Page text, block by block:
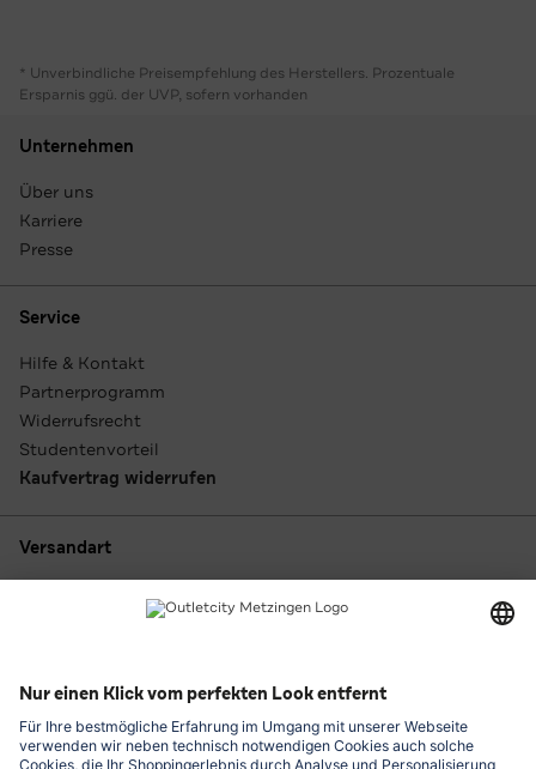
* Unverbindliche Preisempfehlung des Herstellers. Prozentuale
Ersparnis ggü. der UVP, sofern vorhanden
Unternehmen
Über uns
Karriere
Presse
Service
Hilfe & Kontakt
Partnerprogramm
Widerrufsrecht
Studentenvorteil
Kaufvertrag widerrufen
Versandart